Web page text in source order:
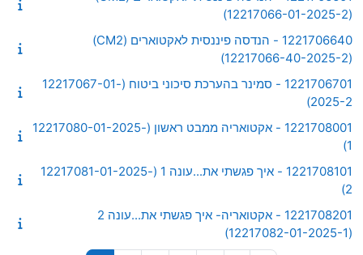
(12217066-01-2025-2)
1221706640 - הנדסה פיננסית לאקטוארים (CM2)
(12217066-40-2025-2)
1221706701 - סמינר בהערכת סיכוני ביטוח (12217067-01-
2025-2)
1221708001 - אקטואריה ממבט ראשון (12217080-01-2025-
1)
1221708101 - איך פגשתי את...עונה 1 (12217081-01-2025-
2)
1221708201 - אקטואריה- איך פגשתי את...עונה 2
(12217082-01-2025-1)